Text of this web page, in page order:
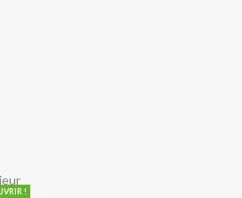
!